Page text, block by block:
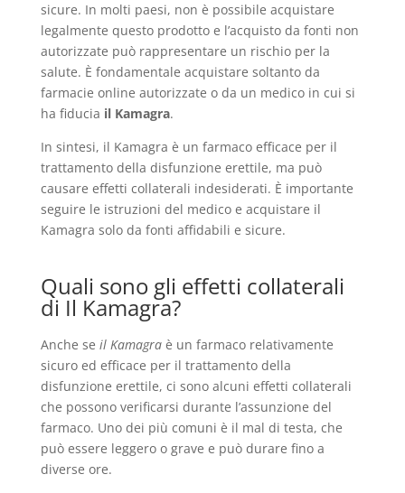
sicure. In molti paesi, non è possibile acquistare
legalmente questo prodotto e l’acquisto da fonti non
autorizzate può rappresentare un rischio per la
salute. È fondamentale acquistare soltanto da
farmacie online autorizzate o da un medico in cui si
ha fiducia il Kamagra.
In sintesi, il Kamagra è un farmaco efficace per il
trattamento della disfunzione erettile, ma può
causare effetti collaterali indesiderati. È importante
seguire le istruzioni del medico e acquistare il
Kamagra solo da fonti affidabili e sicure.
Quali sono gli effetti collaterali
di Il Kamagra?
Anche se il Kamagraè un farmaco relativamente
sicuro ed efficace per il trattamento della
disfunzione erettile, ci sono alcuni effetti collaterali
che possono verificarsi durante l’assunzione del
farmaco. Uno dei più comuni è il mal di testa, che
può essere leggero o grave e può durare fino a
diverse ore.